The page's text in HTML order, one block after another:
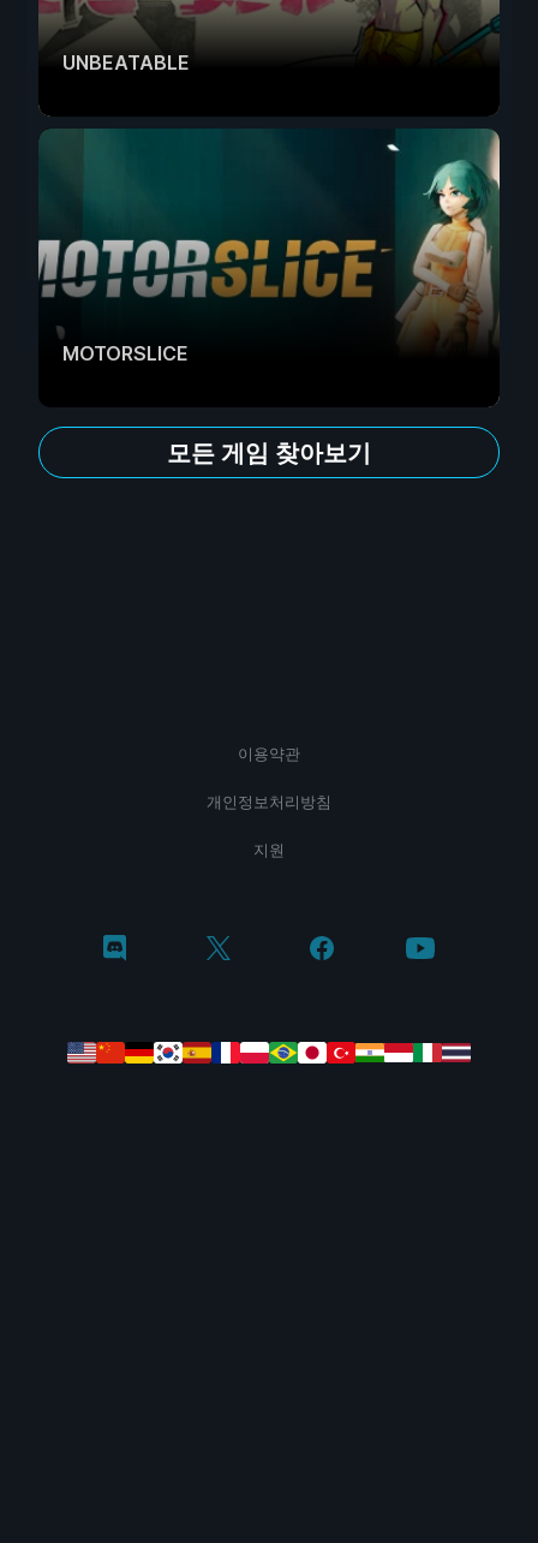
UNBEATABLE
MOTORSLICE
모든 게임 찾아보기
이용약관
개인정보처리방침
지원